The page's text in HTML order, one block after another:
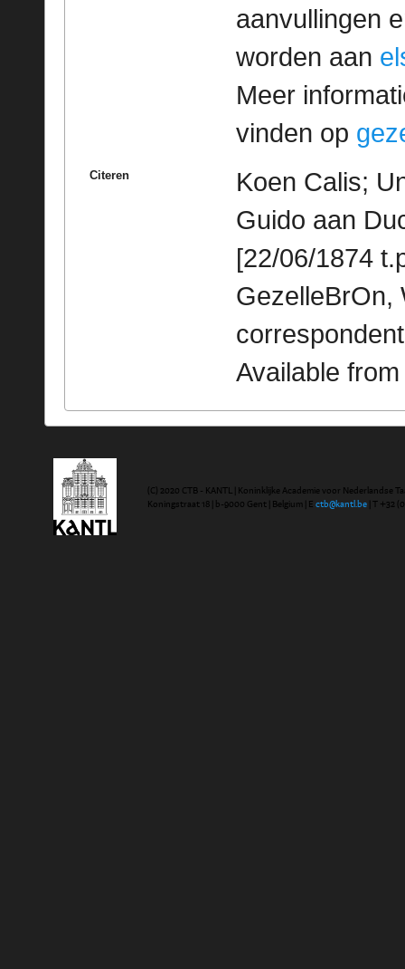
aanvullingen
worden aan
Meer
vinden op
Citeren
Koen Calis;
Guido aan
[22/06/1874
GezelleBrOn,
Available
(C) 2020 CTB - KANTL | Koninklijke Academie voor Nederlandse
Koningstraat 18 | b-9000 Gent | Belgium | E ctb@kantl.be | T +32